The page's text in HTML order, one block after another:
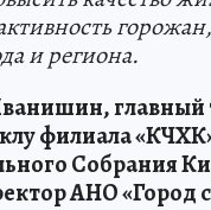
и региона.
главный
филиала
Собрания
АНО «Город